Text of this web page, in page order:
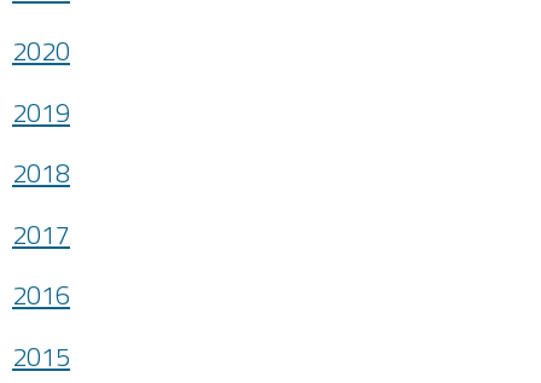
2020
2019
2018
2017
2016
2015